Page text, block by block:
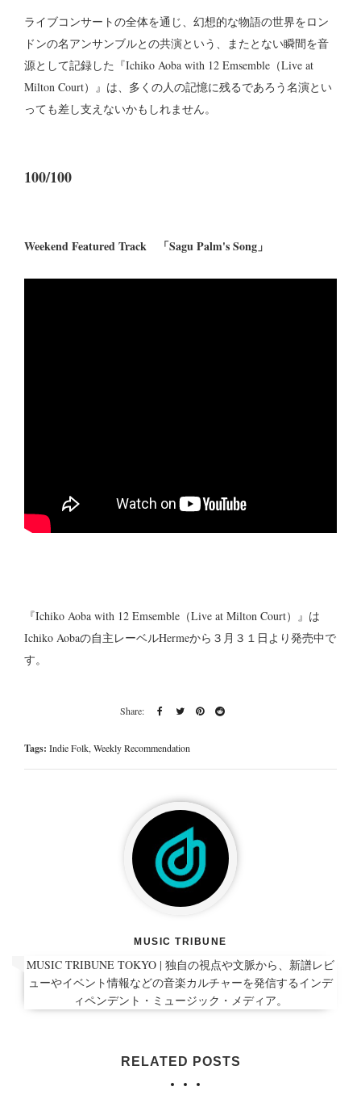
ライブコンサートの全体を通じ、幻想的な物語の世界をロン
ドンの名アンサンブルとの共演という、またとない瞬間を音
源として記録した『Ichiko Aoba with 12 Emsemble（Live at
Milton Court）』は、多くの人の記憶に残るであろう名演とい
っても差し支えないかもしれません。
100/100
Weekend Featured Track 「Sagu Palm's Song」
『Ichiko Aoba with 12 Emsemble（Live at Milton Court）』は
Ichiko Aobaの自主レーベルHermeから３月３１日より発売中で
す。
Tags: Indie Folk,Weekly Recommendation
MUSIC TRIBUNE
MUSIC TRIBUNE TOKYO | 独自の視点や文脈から、新譜レビ
ューやイベント情報などの音楽カルチャーを発信するインデ
ィペンデント・ミュージック・メディア。
RELATED POSTS